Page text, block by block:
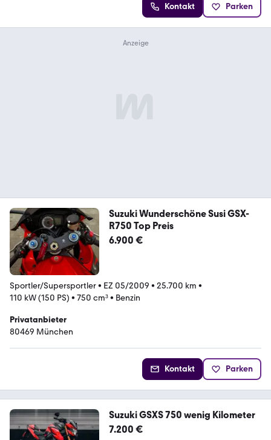
Kontakt Parken
Suzuki Wunderschöne Susi GSX-
R750 Top Preis
6.900 €
Sportler/Supersportler• EZ 05/2009 • 25.700 km •
110 kW (150 PS) • 750 cm³• Benzin
Privatanbieter
80469 München
Kontakt Parken
Suzuki GSXS 750 wenig Kilometer
7.200 €